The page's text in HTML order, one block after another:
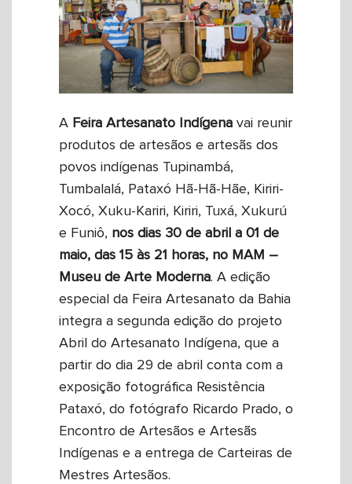
A Feira Artesanato Indígena vai reunir
produtos de artesãos e artesãs dos
povos indígenas Tupinambá,
Tumbalalá, Pataxó Hã-Hã-Hãe, Kiriri-
Xocó, Xuku-Kariri, Kiriri, Tuxá, Xukurú
e Funiô, nos dias 30 de abril a 01 de
maio, das 15 às 21 horas, no MAM –
Museu de Arte Moderna. A edição
especial da Feira Artesanato da Bahia
integra a segunda edição do projeto
Abril do Artesanato Indígena, que a
partir do dia 29 de abril conta com a
exposição fotográfica Resistência
Pataxó, do fotógrafo Ricardo Prado, o
Encontro de Artesãos e Artesãs
Indígenas e a entrega de Carteiras de
Mestres Artesãos.